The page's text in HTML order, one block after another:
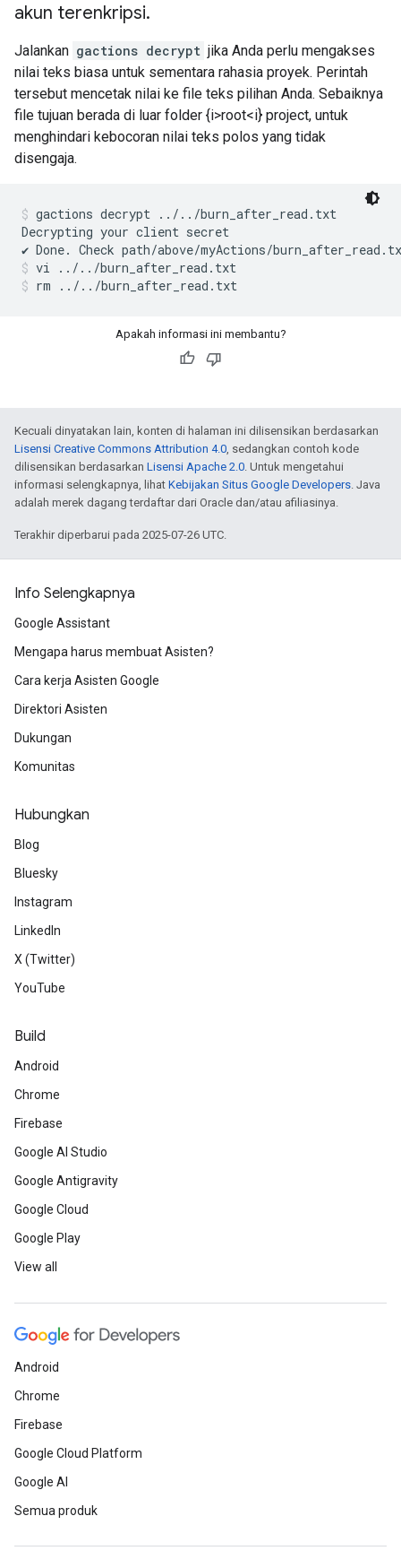
akun terenkripsi.
Jalankan gactions decrypt jika Anda perlu mengakses
nilai teks biasa untuk sementara rahasia proyek. Perintah
tersebut mencetak nilai ke file teks pilihan Anda. Sebaiknya
file tujuan berada di luar folder {i>root<i} project, untuk
menghindari kebocoran nilai teks polos yang tidak
disengaja.
gactions decrypt ../../burn_after_read.txt
Decrypting your client secret
vi ../../burn_after_read.txt
rm ../../burn_after_read.txt
Apakah informasi ini membantu?
Kecuali dinyatakan lain, konten di halaman ini dilisensikan berdasarkan
Lisensi Creative Commons Attribution 4.0, sedangkan contoh kode
dilisensikan berdasarkan Lisensi Apache 2.0. Untuk mengetahui
informasi selengkapnya, lihat Kebijakan Situs Google Developers. Java
adalah merek dagang terdaftar dari Oracle dan/atau afiliasinya.
Terakhir diperbarui pada 2025-07-26 UTC.
Info Selengkapnya
Google Assistant
Mengapa harus membuat Asisten?
Cara kerja Asisten Google
Direktori Asisten
Dukungan
Komunitas
Hubungkan
Blog
Bluesky
Instagram
LinkedIn
X (Twitter)
YouTube
Build
Android
Chrome
Firebase
Google AI Studio
Google Antigravity
Google Cloud
Google Play
View all
Android
Chrome
Firebase
Google Cloud Platform
Google AI
Semua produk